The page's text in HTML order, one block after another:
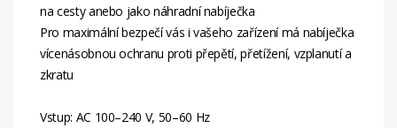
na cesty anebo jako náhradní nabíječka
Pro maximální bezpečí vás i vašeho zařízení má nabíječka
vícenásobnou ochranu proti přepětí, přetížení, vzplanutí a
zkratu
Vstup: AC 100–240 V, 50–60 Hz